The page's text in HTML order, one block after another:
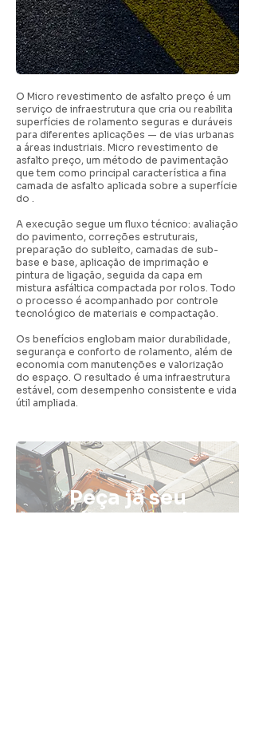
O Micro revestimento de asfalto preço é um
serviço de infraestrutura que cria ou reabilita
superfícies de rolamento seguras e duráveis
para diferentes aplicações — de vias urbanas
a áreas industriais. Micro revestimento de
asfalto preço, um método de pavimentação
que tem como principal característica a fina
camada de asfalto aplicada sobre a superfície
do .
A execução segue um fluxo técnico: avaliação
do pavimento, correções estruturais,
preparação do subleito, camadas de sub-
base e base, aplicação de imprimação e
pintura de ligação, seguida da capa em
mistura asfáltica compactada por rolos. Todo
o processo é acompanhado por controle
tecnológico de materiais e compactação.
Os benefícios englobam maior durabilidade,
segurança e conforto de rolamento, além de
economia com manutenções e valorização
do espaço. O resultado é uma infraestrutura
estável, com desempenho consistente e vida
útil ampliada.
Peça já seu
orçamento de